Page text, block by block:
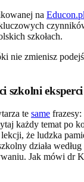
na
szkołach.
nie zmienisz
szkolni eksperci
te same
każdy temat po
lekcji, że ludzka
działa
Jak mówi dr